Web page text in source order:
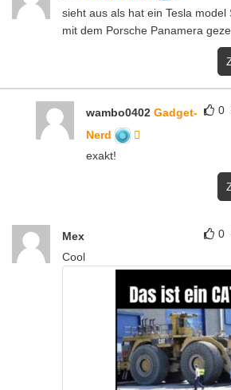
sieht aus als hat ein Tesla model
mit dem Porsche Panamera
0
wambo0402 Gadget-
Nerd
exakt!
0
Mex
Cool